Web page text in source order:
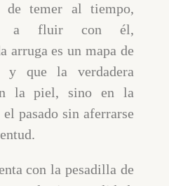
temer al tiempo,
a fluir con él,
arruga es un mapa de
y que la verdadera
la piel, sino en la
pasado sin aferrarse
con la pesadilla de